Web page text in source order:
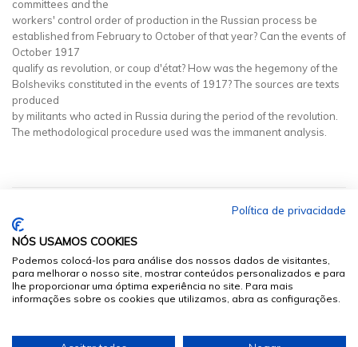
committees and the
workers' control order of production in the Russian process be
established from February to October of that year? Can the events of
October 1917
qualify as revolution, or coup d'état? How was the hegemony of the
Bolsheviks constituted in the events of 1917? The sources are texts
produced
by militants who acted in Russia during the period of the revolution.
The methodological procedure used was the immanent analysis.
© 2026 Sumários.org . Todos os Direitos Reservados
Política de privacidade
NÓS USAMOS COOKIES
Podemos colocá-los para análise dos nossos dados de visitantes,
para melhorar o nosso site, mostrar conteúdos personalizados e para
lhe proporcionar uma óptima experiência no site. Para mais
informações sobre os cookies que utilizamos, abra as configurações.